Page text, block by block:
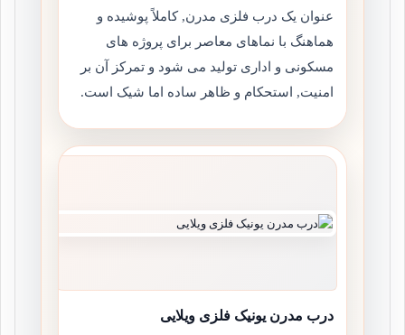
عنوان یک درب فلزی مدرن, کاملاً پوشیده و
هماهنگ با نماهای معاصر برای پروژه های
مسکونی و اداری تولید می شود و تمرکز آن بر
امنیت, استحکام و ظاهر ساده اما شیک است.
درب مدرن یونیک فلزی ویلایی